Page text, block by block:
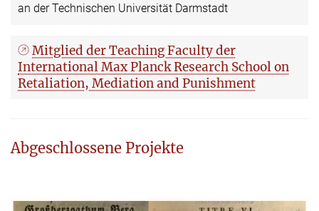
an der Technischen Universität Darmstadt
Mitglied der Teaching Faculty der
International Max Planck Research School on
Retaliation, Mediation and Punishment
Abgeschlossene Projekte